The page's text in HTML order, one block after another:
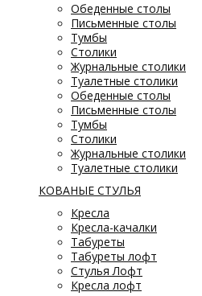
Обеденные столы
Письменные столы
Тумбы
Столики
Журнальные столики
Туалетные столики
Обеденные столы
Письменные столы
Тумбы
Столики
Журнальные столики
Туалетные столики
КОВАНЫЕ СТУЛЬЯ
Кресла
Кресла-качалки
Табуреты
Табуреты лофт
Стулья Лофт
Кресла лофт